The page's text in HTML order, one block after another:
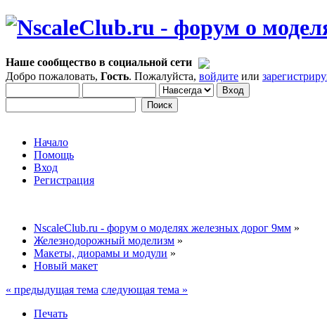
Наше сообщество в социальной сети
Добро пожаловать, Гость. Пожалуйста, войдите или
Начало
Помощь
Вход
Регистрация
NscaleClub.ru - форум о моделях железных дорог 9мм »
Железнодорожный моделизм »
Макеты, диорамы и модули »
Новый макет
« предыдущая тема следующая тема »
Печать